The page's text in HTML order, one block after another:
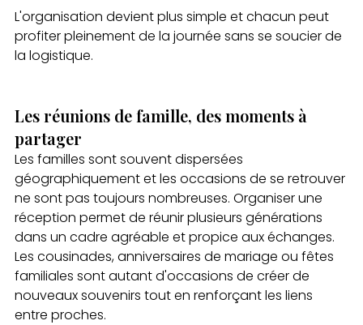
L'organisation devient plus simple et chacun peut
profiter pleinement de la journée sans se soucier de
la logistique.
Les réunions de famille, des moments à
partager
Les familles sont souvent dispersées
géographiquement et les occasions de se retrouver
ne sont pas toujours nombreuses. Organiser une
réception permet de réunir plusieurs générations
dans un cadre agréable et propice aux échanges.
Les cousinades, anniversaires de mariage ou fêtes
familiales sont autant d'occasions de créer de
nouveaux souvenirs tout en renforçant les liens
entre proches.